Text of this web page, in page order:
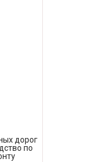
дорог
по